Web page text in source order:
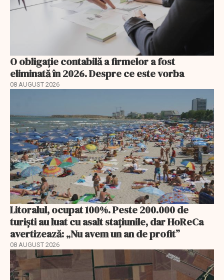
O obligație contabilă a firmelor a fost
eliminată în 2026. Despre ce este vorba
08 AUGUST 2026
Litoralul, ocupat 100%. Peste 200.000 de
turiști au luat cu asalt stațiunile, dar HoReCa
avertizează: „Nu avem un an de profit”
08 AUGUST 2026